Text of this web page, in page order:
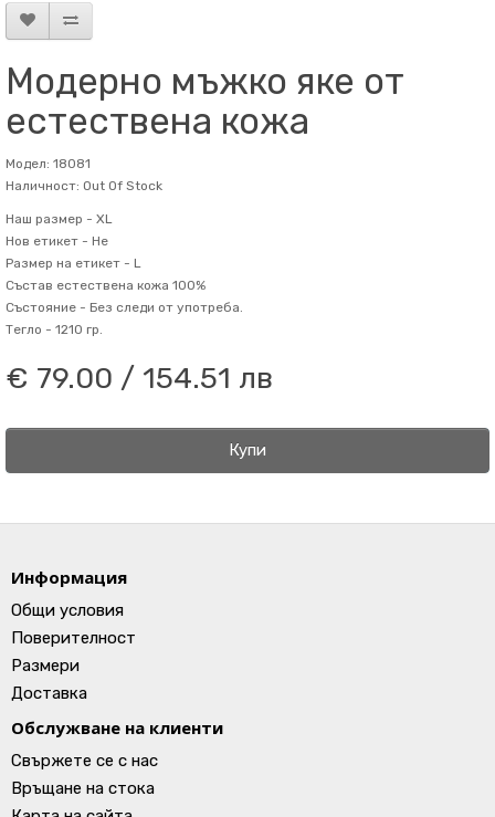
Модерно мъжко яке от
естествена кожа
Модел: 18081
Наличност: Out Of Stock
Наш размер - XL
Нов етикет - Не
Размер на етикет - L
Състав естествена кожа 100%
Състояние - Без следи от употреба.
Тегло - 1210 гр.
€ 79.00 / 154.51 лв
Купи
Информация
Общи условия
Поверителност
Размери
Доставка
Обслужване на клиенти
Свържете се с нас
Връщане на стока